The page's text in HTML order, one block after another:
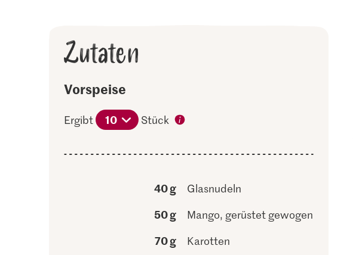
Zutaten
Vorspeise
Ergibt 10 Stück
40 g Glasnudeln
50 g Mango, gerüstet gewogen
70 g Karotten